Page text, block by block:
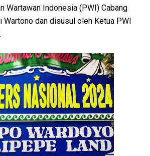
Wartawan Indonesia (PWI) Cabang
Wartono dan disusul oleh Ketua PWI